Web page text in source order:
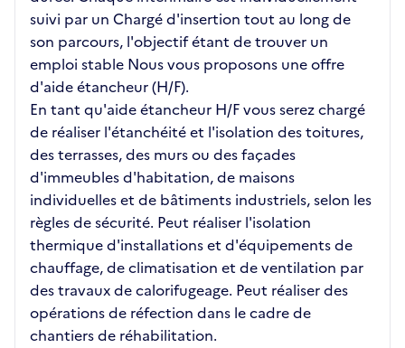
suivi par un Chargé d'insertion tout au long de
son parcours, l'objectif étant de trouver un
emploi stable Nous vous proposons une offre
d'aide étancheur (H/F).
En tant qu'aide étancheur H/F vous serez chargé
de réaliser l'étanchéité et l'isolation des toitures,
des terrasses, des murs ou des façades
d'immeubles d'habitation, de maisons
individuelles et de bâtiments industriels, selon les
règles de sécurité. Peut réaliser l'isolation
thermique d'installations et d'équipements de
chauffage, de climatisation et de ventilation par
des travaux de calorifugeage. Peut réaliser des
opérations de réfection dans le cadre de
chantiers de réhabilitation.